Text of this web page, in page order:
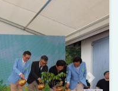
下一頁